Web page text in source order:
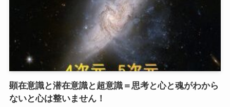
顕在意識と潜在意識と超意識＝思考と心と魂がわから
ないと心は整いません！